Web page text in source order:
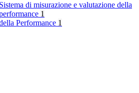
Sistema di misurazione e valutazione della
1
Performance 1